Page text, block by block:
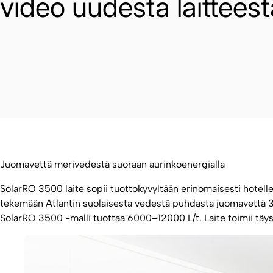
video uudesta
Juomavettä merivedestä suoraan aurinkoenergialla
SolarRO 3500 laite sopii tuottokyvyltään erinomaisesti
tekemään Atlantin suolaisesta vedestä puhdasta
SolarRO 3500 -malli tuottaa 6000–12000 L/t. Laite toimii